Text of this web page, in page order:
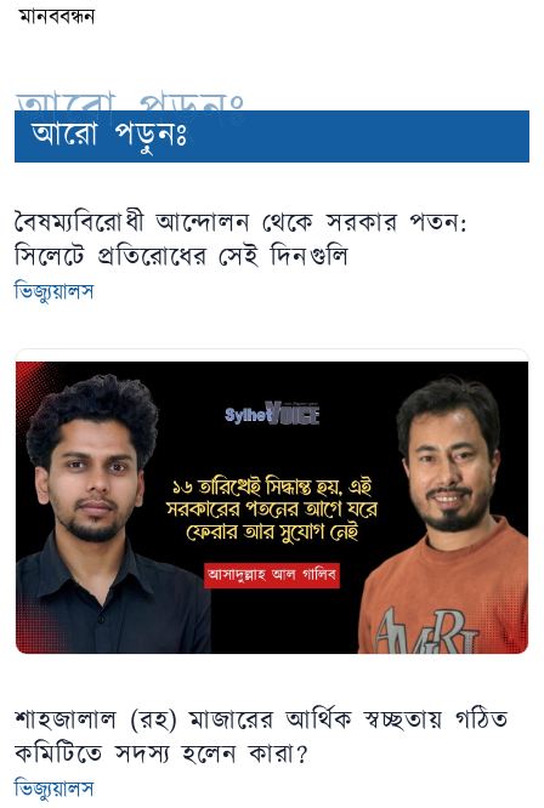
মানববন্ধন
আরো পড়ুনঃ
আরো পড়ুনঃ
বৈষম্যবিরোধী আন্দোলন থেকে সরকার পতন:
সিলেটে প্রতিরোধের সেই দিনগুলি
ভিজ্যুয়ালস
শাহজালাল (রহ) মাজারের আর্থিক স্বচ্ছতায় গঠিত
কমিটিতে সদস্য হলেন কারা?
ভিজ্যুয়ালস